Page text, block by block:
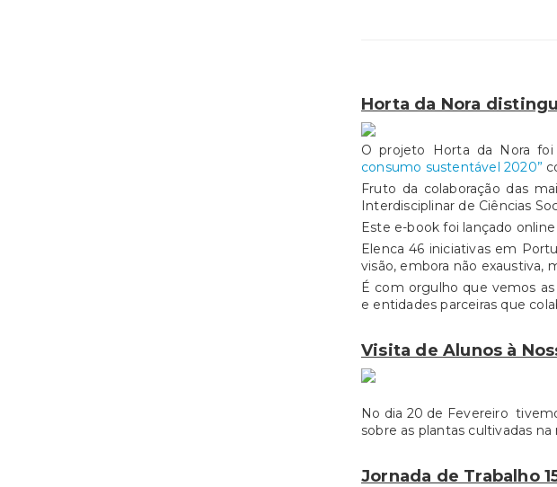
Horta da Nora
O projeto Horta da Nora
consumo sustentável 2020”
Fruto da colaboração das
Interdisciplinar de Ciências
Este e-book foi lançado
Elenca 46 iniciativas em
visão, embora não exaustiva,
É com orgulho que vemos
e entidades parceiras que
Visita de Alunos à
No dia 20 de Fevereiro
sobre as plantas cultivadas
Jornada de Trabalho